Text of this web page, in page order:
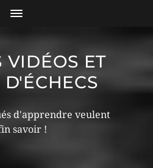
VIDÉOS ET
D'ÉCHECS
d'apprendre veulent
savoir !